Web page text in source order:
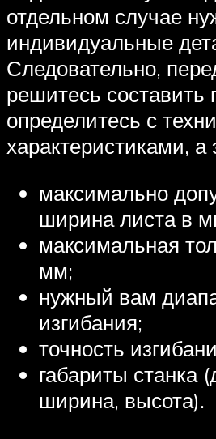
отдельном случае
индивидуальные
Следовательно,
решитесь составить
определитесь с
характеристиками, а
максимально
ширина листа в
максимальная
мм;
нужный вам
изгибания;
точность
габариты станка
ширина, высота).